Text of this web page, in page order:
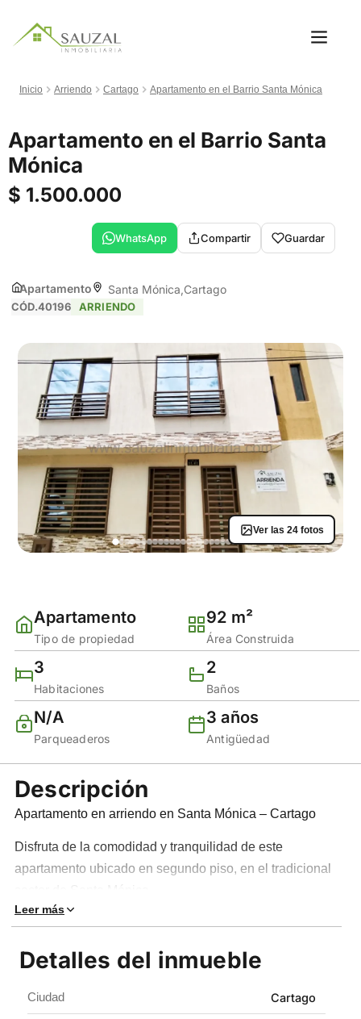
Inicio Arriendo Cartago Apartamento en el Barrio Santa Mónica
Apartamento en el Barrio Santa
Mónica
$ 1.500.000
WhatsApp Compartir Guardar
Apartamento Santa Mónica Cartago
CÓD.40196 ARRIENDO
Ver las 24 fotos
Apartamento
Tipo de propiedad
92 m²
Área Construida
3
Habitaciones
2
Baños
N/A
Parqueaderos
3 años
Antigüedad
Descripción
Apartamento en arriendo en Santa Mónica – Cartago
Disfruta de la comodidad y tranquilidad de este
apartamento ubicado en segundo piso, en el tradicional
La propiedad hace parte de un bloque de únicamente 2
tranquilo. Está distribuida en sala, comedor, cocina
integral, baño social completo, 2 habitaciones auxiliares
con clóset y una habitación principal con baño privado y
Leer más
Detalles del inmueble
Ciudad Cartago